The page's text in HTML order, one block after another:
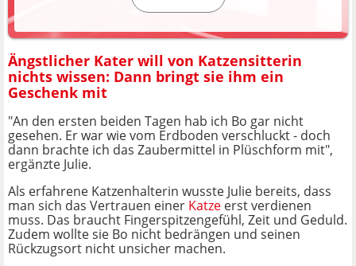
Ängstlicher Kater will von Katzensitterin
nichts wissen: Dann bringt sie ihm ein
Geschenk mit
"An den ersten beiden Tagen hab ich Bo gar nicht
gesehen. Er war wie vom Erdboden verschluckt - doch
dann brachte ich das Zaubermittel in Plüschform mit",
ergänzte Julie.
Als erfahrene Katzenhalterin wusste Julie bereits, dass
man sich das Vertrauen einer Katze erst verdienen
muss. Das braucht Fingerspitzengefühl, Zeit und Geduld.
Zudem wollte sie Bo nicht bedrängen und seinen
Rückzugsort nicht unsicher machen.